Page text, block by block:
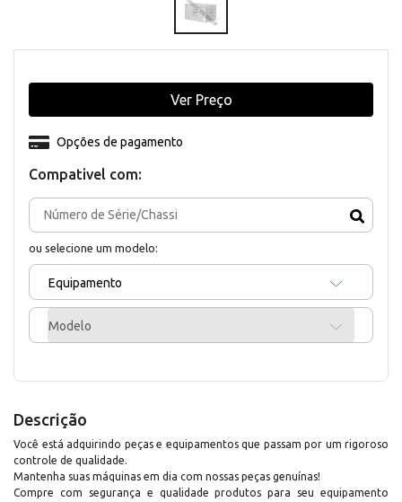
Compativel com:
ou selecione um modelo:
Equipamento
Modelo
Opções de pagamento
Ver Preço
Descrição
Você está adquirindo peças e equipamentos que passam por um rigoroso
controle de qualidade.
Mantenha suas máquinas em dia com nossas peças genuínas!
Compre com segurança e qualidade produtos para seu equipamento